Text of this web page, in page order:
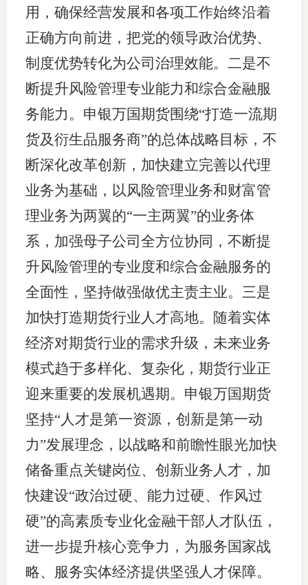
用，确保经营发展和各项工作始终沿着
正确方向前进，把党的领导政治优势、
制度优势转化为公司治理效能。二是不
断提升风险管理专业能力和综合金融服
务能力。申银万国期货围绕“打造一流期
货及衍生品服务商”的总体战略目标，不
断深化改革创新，加快建立完善以代理
业务为基础，以风险管理业务和财富管
理业务为两翼的“一主两翼”的业务体
系，加强母子公司全方位协同，不断提
升风险管理的专业度和综合金融服务的
全面性，坚持做强做优主责主业。三是
加快打造期货行业人才高地。随着实体
经济对期货行业的需求升级，未来业务
模式趋于多样化、复杂化，期货行业正
迎来重要的发展机遇期。申银万国期货
坚持“人才是第一资源，创新是第一动
力”发展理念，以战略和前瞻性眼光加快
储备重点关键岗位、创新业务人才，加
快建设“政治过硬、能力过硬、作风过
硬”的高素质专业化金融干部人才队伍，
进一步提升核心竞争力，为服务国家战
略、服务实体经济提供坚强人才保障。